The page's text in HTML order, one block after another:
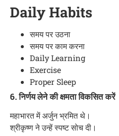
Daily Habits
समय पर उठना
समय पर काम करना
Daily Learning
Exercise
Proper Sleep
6. निर्णय लेने की क्षमता विकसित करें
महाभारत में अर्जुन भ्रमित थे।
श्रीकृष्ण ने उन्हें स्पष्ट सोच दी।